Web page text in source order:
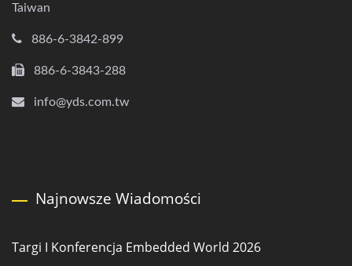
Taiwan
886-6-3842-899
886-6-3843-288
info@yds.com.tw
Najnowsze Wiadomości
Targi I Konferencja Embedded World 2026